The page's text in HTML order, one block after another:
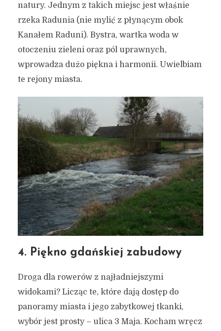
natury. Jednym z takich miejsc jest właśnie
rzeka Radunia (nie mylić z płynącym obok
Kanałem Raduni). Bystra, wartka woda w
otoczeniu zieleni oraz pól uprawnych,
wprowadza dużo piękna i harmonii. Uwielbiam
te rejony miasta.
4. Piękno gdańskiej zabudowy
Droga dla rowerów z najładniejszymi
widokami? Licząc te, które dają dostęp do
panoramy miasta i jego zabytkowej tkanki,
wybór jest prosty – ulica 3 Maja. Kocham wręcz